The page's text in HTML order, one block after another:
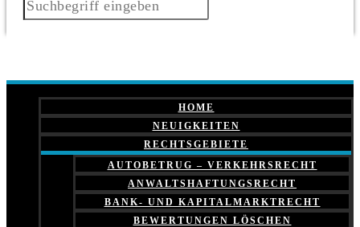
HOME
NEUIGKEITEN
RECHTSGEBIETE
AUTOBETRUG – VERKEHRSRECHT
ANWALTSHAFTUNGSRECHT
BANK- UND KAPITALMARKTRECHT
BEWERTUNGEN LÖSCHEN